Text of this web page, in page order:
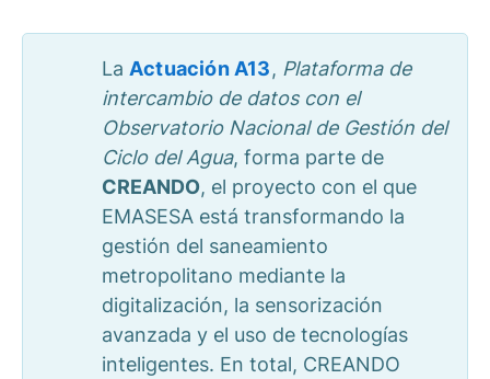
La Actuación A13, Plataforma de
intercambio de datos con el
Observatorio Nacional de Gestión del
Ciclo del Agua, forma parte de
CREANDO, el proyecto con el que
EMASESA está transformando la
gestión del saneamiento
metropolitano mediante la
digitalización, la sensorización
avanzada y el uso de tecnologías
inteligentes. En total, CREANDO